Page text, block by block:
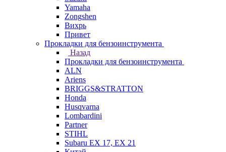
Yamaha
Zongshen
Вихрь
Привет
Прокладки для бензоинструмента
Назад
Прокладки для бензоинструмента
ALN
Ariens
BRIGGS&STRATTON
Honda
Husqvarna
Lombardini
Partner
STIHL
Subaru EX 17, EX 21